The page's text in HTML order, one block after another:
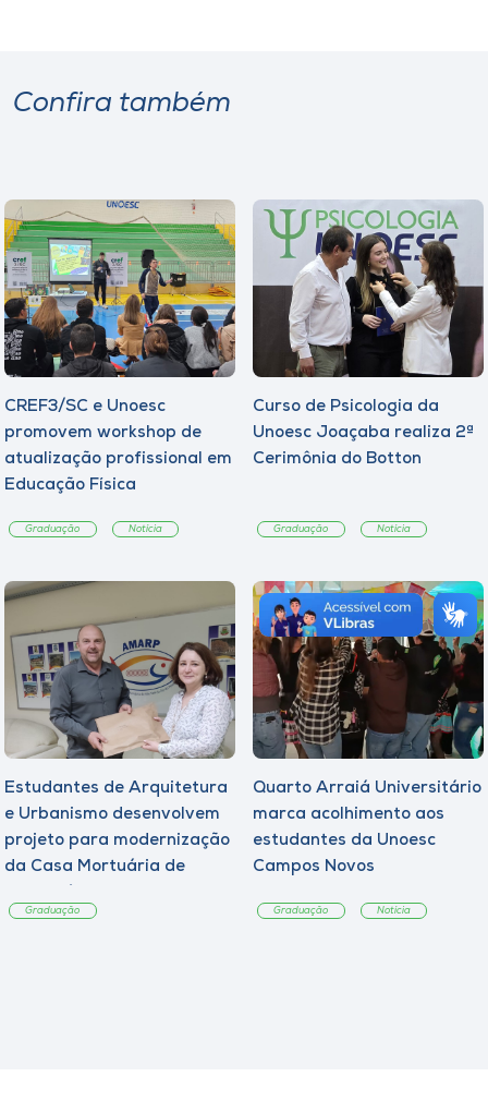
Confira também
CREF3/SC e Unoesc
promovem workshop de
atualização profissional em
Educação Física
Graduação Notícia
Curso de Psicologia da
Unoesc Joaçaba realiza 2ª
Cerimônia do Botton
Graduação Notícia
Estudantes de Arquitetura
e Urbanismo desenvolvem
projeto para modernização
da Casa Mortuária de
Graduação
Quarto Arraiá Universitário
marca acolhimento aos
estudantes da Unoesc
Campos Novos
Graduação Notícia